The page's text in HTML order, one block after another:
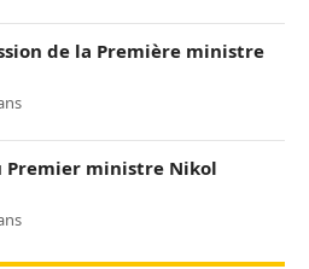
de la Première ministre
Premier ministre Nikol